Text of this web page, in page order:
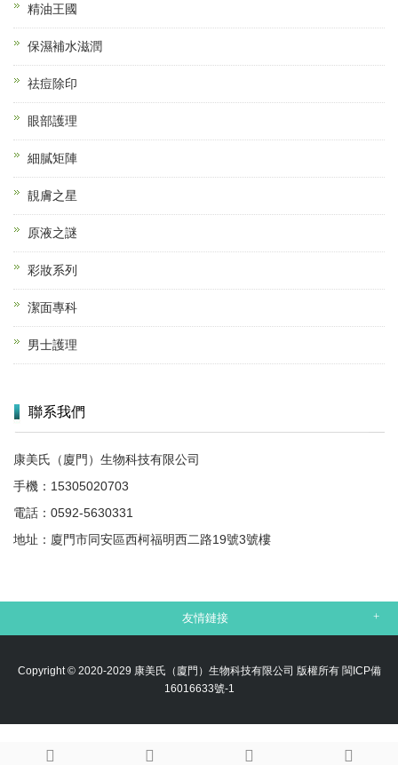
精油王國
保濕補水滋潤
祛痘除印
眼部護理
細膩矩陣
靚膚之星
原液之謎
彩妝系列
潔面專科
男士護理
聯系我們
康美氏（廈門）生物科技有限公司
手機：15305020703
電話：0592-5630331
地址：廈門市同安區西柯福明西二路19號3號樓
友情鏈接
Copyright © 2020-2029 康美氏（廈門）生物科技有限公司 版權所有 閩ICP備
16016633號-1